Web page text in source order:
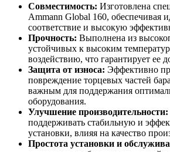
Совместимость: Изготовлена
Ammann Global 160, обеспечивая
соответствие и высокую
Прочность: Выполнена из
устойчивых к высоким
воздействию, что гарантирует ее
Защита от износа: Эффективно
повреждение торцевых частей
важным для поддержания
оборудования.
Улучшение производительности:
поддерживать стабильную и
установки, влияя на качество
Простота установки и